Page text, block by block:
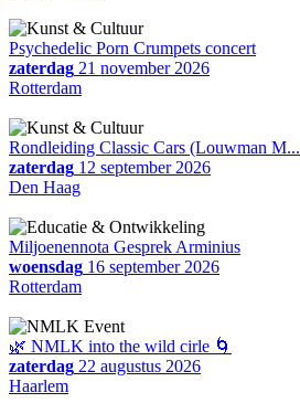
Psychedelic Porn Crumpets concert
zaterdag 21 november 2026
Rotterdam
Rondleiding Classic Cars (Louwman M...
zaterdag 12 september 2026
Den Haag
Miljoenennota Gesprek Arminius
woensdag 16 september 2026
Rotterdam
🌿 NMLK into the wild cirle 🌀
zaterdag 22 augustus 2026
Haarlem